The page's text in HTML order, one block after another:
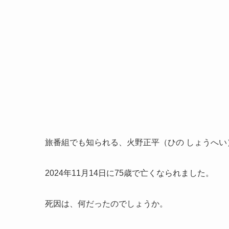
旅番組でも知られる、火野正平（ひの しょうへ
2024年11月14日に75歳で亡くなられました。
死因は、何だったのでしょうか。